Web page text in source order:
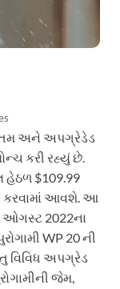
અને અપગ્રેડેડ
કરી રહ્યું છે.
હેઠળ $109.99
કરવામાં આવશે. આ
2022ના
WP 20 ની
વિવિધ અપગ્રેડ
જેમ,